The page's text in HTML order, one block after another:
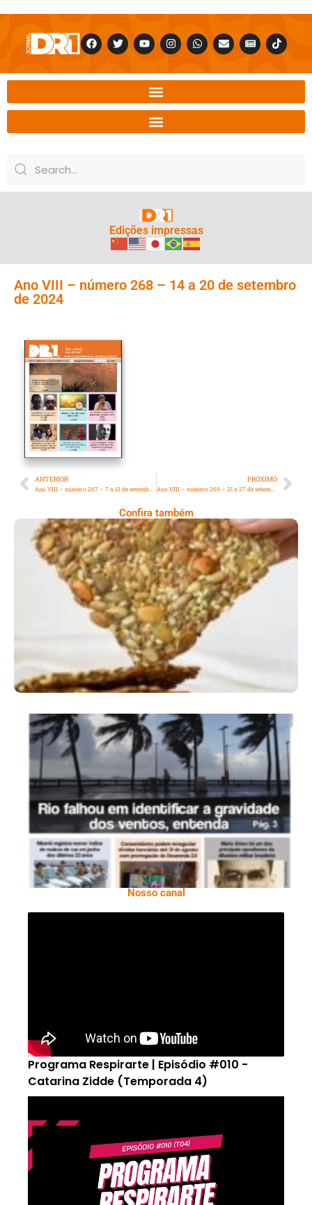
Edições impressas
Ano VIII – número 268 – 14 a 20 de setembro
de 2024
ANTERIOR
Ano VIII – número 267 – 7 a 13 de setembro de 2024
PRÓXIMO
Ano VIII – número 269 – 21 a 27 de setembro de 2024
Confira também
Comer Bem: Cracker De Sementes
Ano X – Número 366 01 A 07 De Agosto De
2026
Nosso canal
Programa Respirarte | Episódio #010 -
Catarina Zidde (Temporada 4)